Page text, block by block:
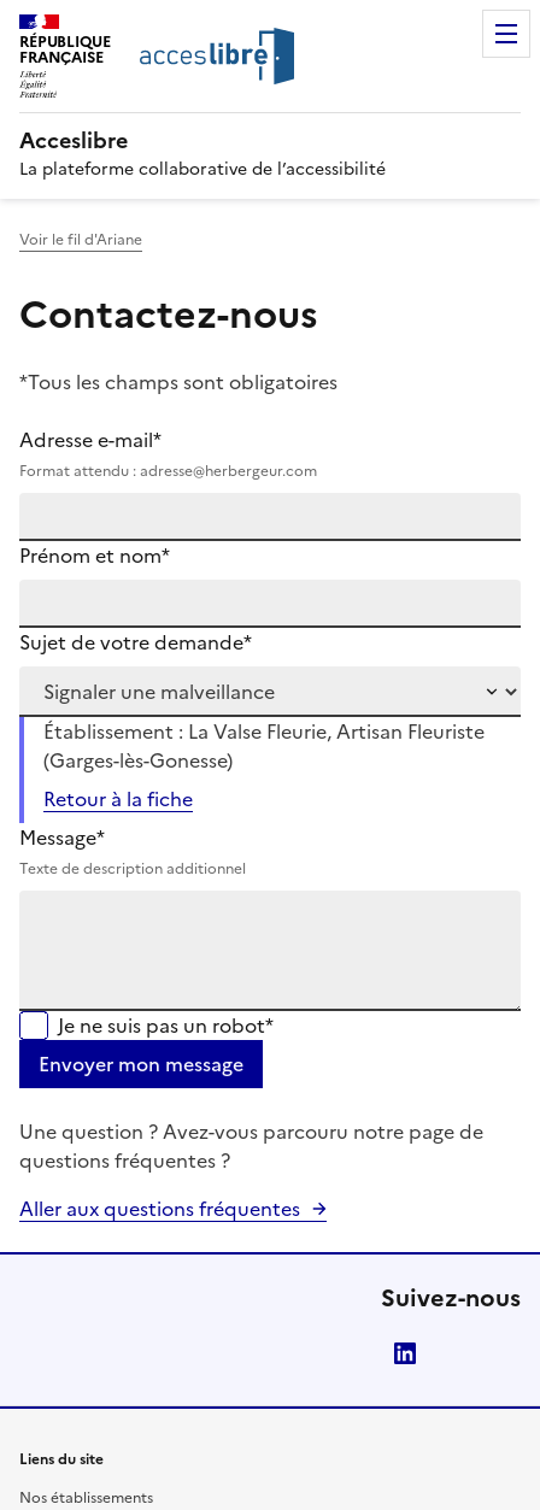
RÉPUBLIQUE
FRANÇAISE
Acceslibre
La plateforme collaborative de l’accessibilité
Voir le fil d'Ariane
Contactez-nous
*Tous les champs sont obligatoires
Adresse e-mail*
Format attendu : adresse@herbergeur.com
Prénom et nom*
Sujet de votre demande*
Établissement : La Valse Fleurie, Artisan Fleuriste
(Garges-lès-Gonesse)
Retour à la fiche
Message*
Texte de description additionnel
Je ne suis pas un robot*
Envoyer mon message
Une question ? Avez-vous parcouru notre page de
questions fréquentes ?
Aller aux questions fréquentes
Suivez-nous
Liens du site
Nos établissements